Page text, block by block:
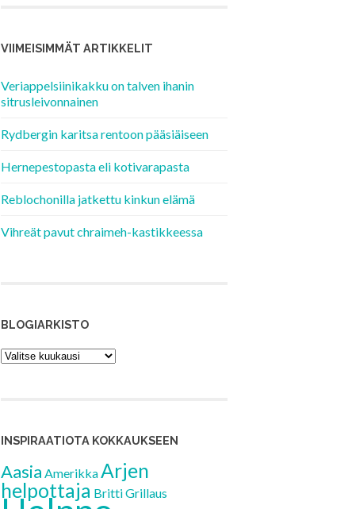
VIIMEISIMMÄT ARTIKKELIT
Veriappelsiinikakku on talven ihanin
sitrusleivonnainen
Rydbergin karitsa rentoon pääsiäiseen
Hernepestopasta eli kotivarapasta
Reblochonilla jatkettu kinkun elämä
Vihreät pavut chraimeh-kastikkeessa
BLOGIARKISTO
Blogiarkisto
INSPIRAATIOTA KOKKAUKSEEN
Aasia AmerikkaArjen
helpottaja BrittiGrillaus